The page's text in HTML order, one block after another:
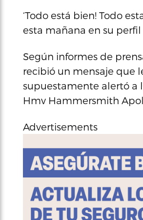
‘Todo está bien! Todo
esta mañana en su
Según informes de
recibió un mensaje que
supuestamente alertó a
Hmv Hammersmith
Advertisements